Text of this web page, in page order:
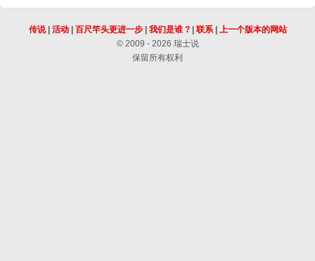
传说| 活动| 百尺竿头更进一步| 我们是谁 ?| 联系| 上一个版本的网站
© 2009 - 2026 瑞士说
保留所有权利